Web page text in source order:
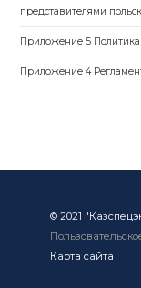
представителями
Приложение 5
Приложение 4
© 2021
Карта сайта